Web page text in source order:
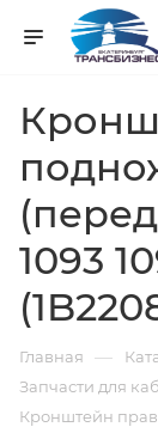
1093
Главная —
Запчасти для
Кронштейн